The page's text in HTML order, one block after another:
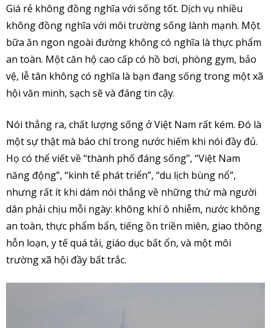
Giá rẻ không đồng nghĩa với sống tốt. Dịch vụ nhiều
không đồng nghĩa với môi trường sống lành mạnh. Một
bữa ăn ngon ngoài đường không có nghĩa là thực phẩm
an toàn. Một căn hộ cao cấp có hồ bơi, phòng gym, bảo
vệ, lễ tân không có nghĩa là bạn đang sống trong một xã
hội văn minh, sạch sẽ và đáng tin cậy.
Nói thẳng ra, chất lượng sống ở Việt Nam rất kém. Đó là
một sự thật mà báo chí trong nước hiếm khi nói đầy đủ.
Họ có thể viết về “thành phố đáng sống”, “Việt Nam
năng động”, “kinh tế phát triển”, “du lịch bùng nổ”,
nhưng rất ít khi dám nói thẳng về những thứ mà người
dân phải chịu mỗi ngày: không khí ô nhiễm, nước không
an toàn, thực phẩm bẩn, tiếng ồn triền miên, giao thông
hỗn loạn, y tế quá tải, giáo dục bất ổn, và một môi
trường xã hội đầy bất trắc.